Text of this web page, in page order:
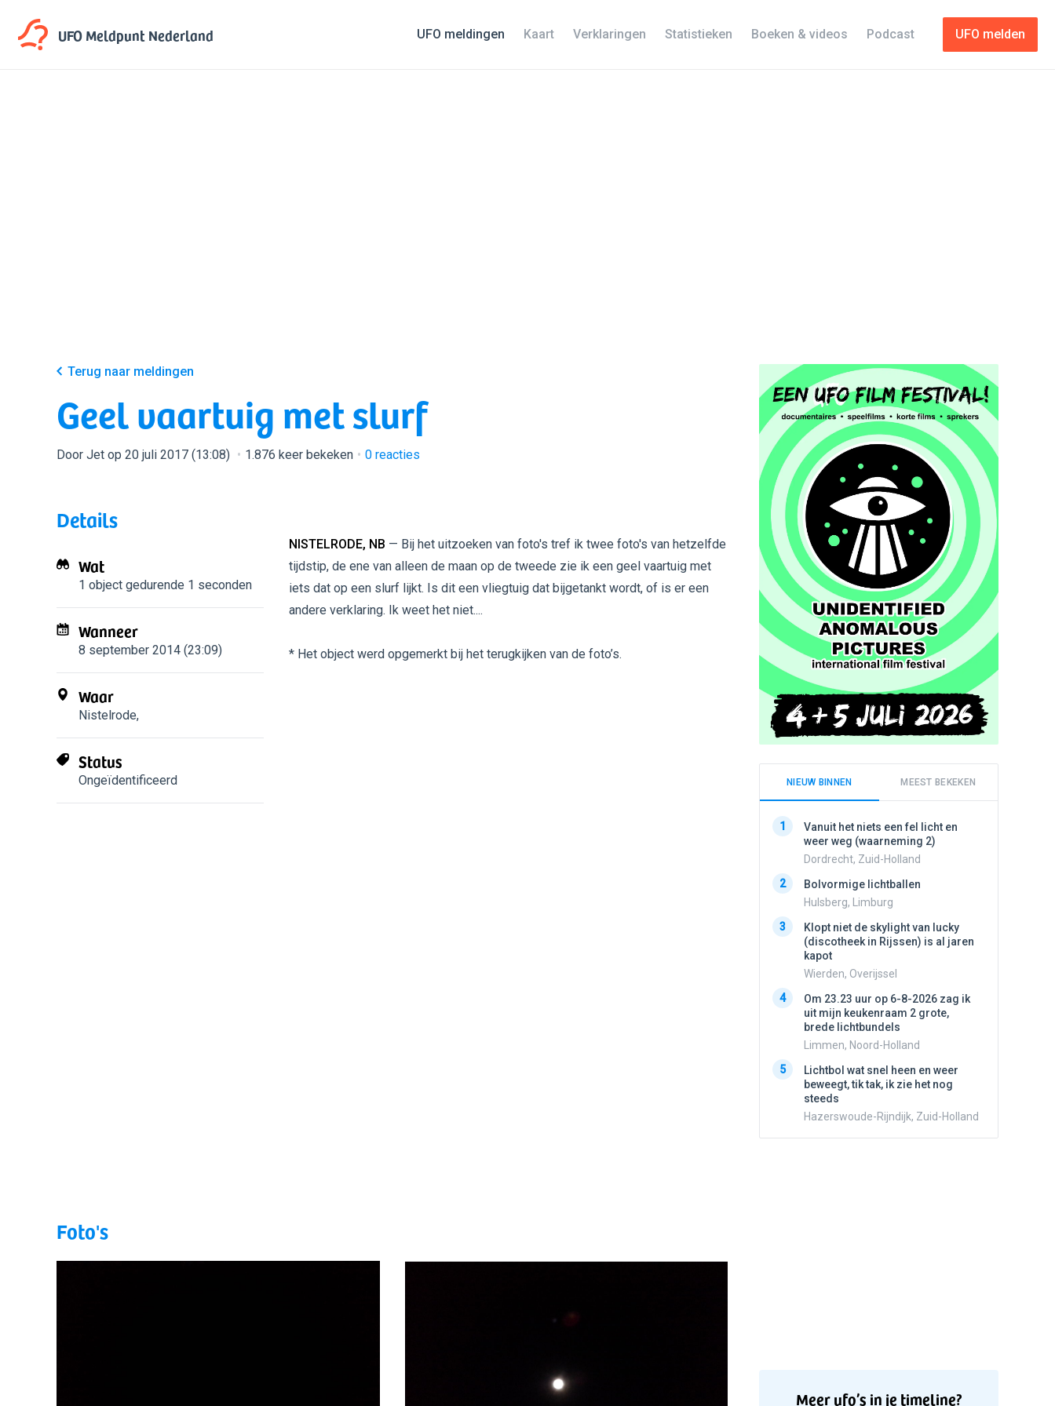
UFO MeldpuntNederland UFO melden
UFO meldingen Kaart Verklaringen Statistieken Boeken & videos Podcast
Terug naar meldingen
Geel vaartuig met slurf
Door Jet op 20 juli 2017 (13:08) 1.876 keer bekeken 0 reacties
Details
Wat
1 object gedurende 1 seconden
Wanneer
8 september 2014 (23:09)
Waar
Nistelrode,
Status
Ongeïdentificeerd
NISTELRODE, NB — Bij het uitzoeken van foto's tref ik twee foto's van hetzelfde
tijdstip, de ene van alleen de maan op de tweede zie ik een geel vaartuig met
iets dat op een slurf lijkt. Is dit een vliegtuig dat bijgetankt wordt, of is er een
andere verklaring. Ik weet het niet....
* Het object werd opgemerkt bij het terugkijken van de foto’s.
Foto's
NIEUW BINNEN MEEST BEKEKEN
1
Vanuit het niets een fel licht en
weer weg (waarneming 2)
Dordrecht, Zuid-Holland
2
Bolvormige lichtballen
Hulsberg, Limburg
3
Klopt niet de skylight van lucky
(discotheek in Rijssen) is al jaren
kapot
Wierden, Overijssel
4
Om 23.23 uur op 6-8-2026 zag ik
uit mijn keukenraam 2 grote,
brede lichtbundels
Limmen, Noord-Holland
5
Lichtbol wat snel heen en weer
beweegt, tik tak, ik zie het nog
steeds
Hazerswoude-Rijndijk, Zuid-Holland
Meer ufo’s in je timeline?